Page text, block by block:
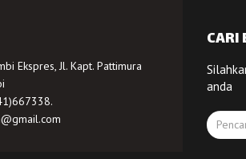
Ekspres, Jl. Kapt. Pattimura
CARI
anda